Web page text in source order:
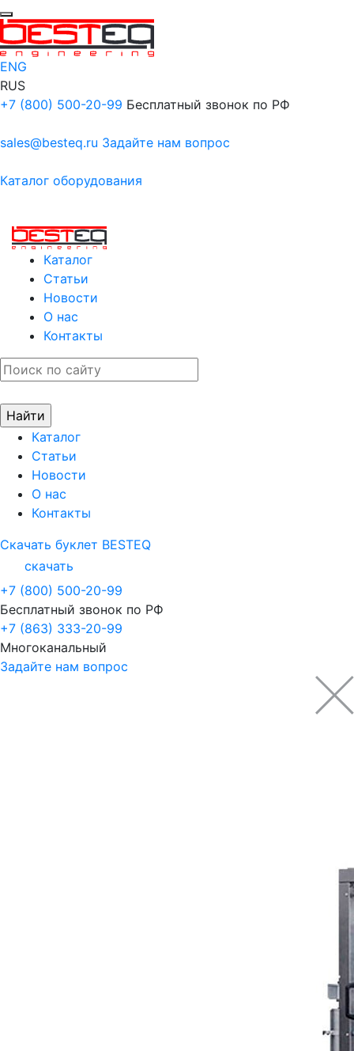
ENG
RUS
+7 (800) 500-20-99 Бесплатный звонок по РФ
sales@besteq.ru Задайте нам вопрос
Каталог оборудования
Каталог
Статьи
Новости
О нас
Контакты
Каталог
Статьи
Новости
О нас
Контакты
Скачать буклет BESTEQ
скачать
+7 (800) 500-20-99
Бесплатный звонок по РФ
+7 (863) 333-20-99
Многоканальный
Задайте нам вопрос